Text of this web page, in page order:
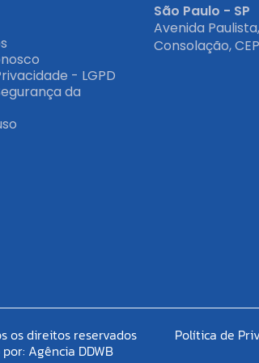
- LGPD
da
São Paulo - SP
Avenida
Consolação,
os direitos reservados
Agência DDWB
Política de